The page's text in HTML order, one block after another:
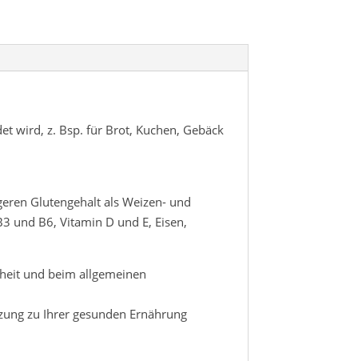
wird, z. Bsp. für Brot, Kuchen, Gebäck
Glutengehalt als Weizen- und
und B6, Vitamin D und E, Eisen,
und beim allgemeinen
zu Ihrer gesunden Ernährung